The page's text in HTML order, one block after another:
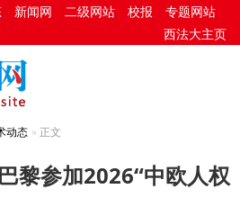
新闻网 二级网站 校报
专题网站
西法大主页
动态 正文
黎参加2026“中欧人权